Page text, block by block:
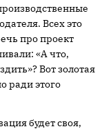
Всех это
про проект
«А что,
Вот золотая
ради этого
будет своя,